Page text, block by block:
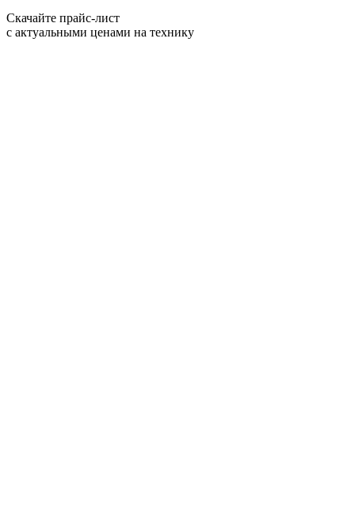
Скачайте прайс-лист
с актуальными ценами на технику